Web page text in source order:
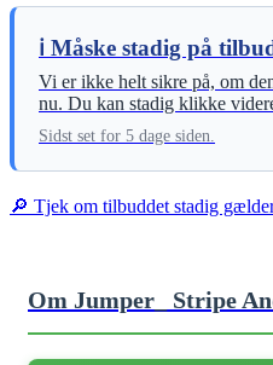
ℹ️ Måske stadig på
Vi er ikke helt sikre på, om
nu. Du kan stadig klikke
Sidst set for 5 dage siden.
🔎 Tjek om tilbuddet stadig
Om Jumper_ Stripe